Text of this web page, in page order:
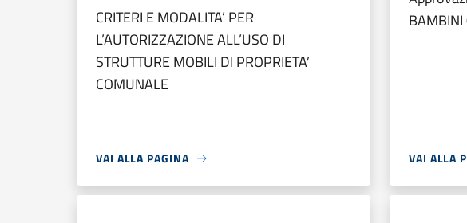
CRITERI E MODALITA’ PER
L’AUTORIZZAZIONE ALL’USO DI
STRUTTURE MOBILI DI PROPRIETA’
COMUNALE
VAI ALLA PAGINA VAI ALLA